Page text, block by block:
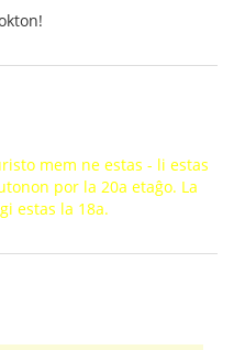
mem ne estas - li estas
por la 20a etaĝo. La
estas la 18a.